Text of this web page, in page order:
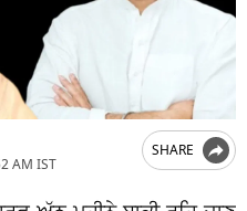
AM IST
SHARE